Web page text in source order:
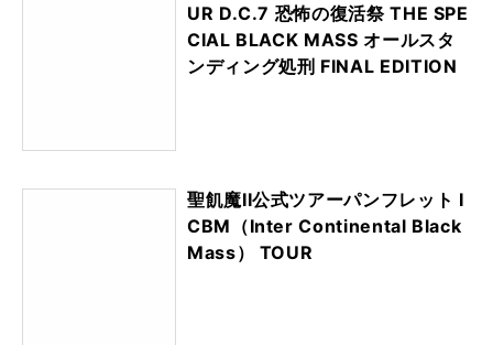
UR D.C.7 恐怖の復活祭 THE SPE
CIAL BLACK MASS オールスタ
ンディング処刑 FINAL EDITION
聖飢魔II公式ツアーパンフレット I
CBM（Inter Continental Black
Mass） TOUR